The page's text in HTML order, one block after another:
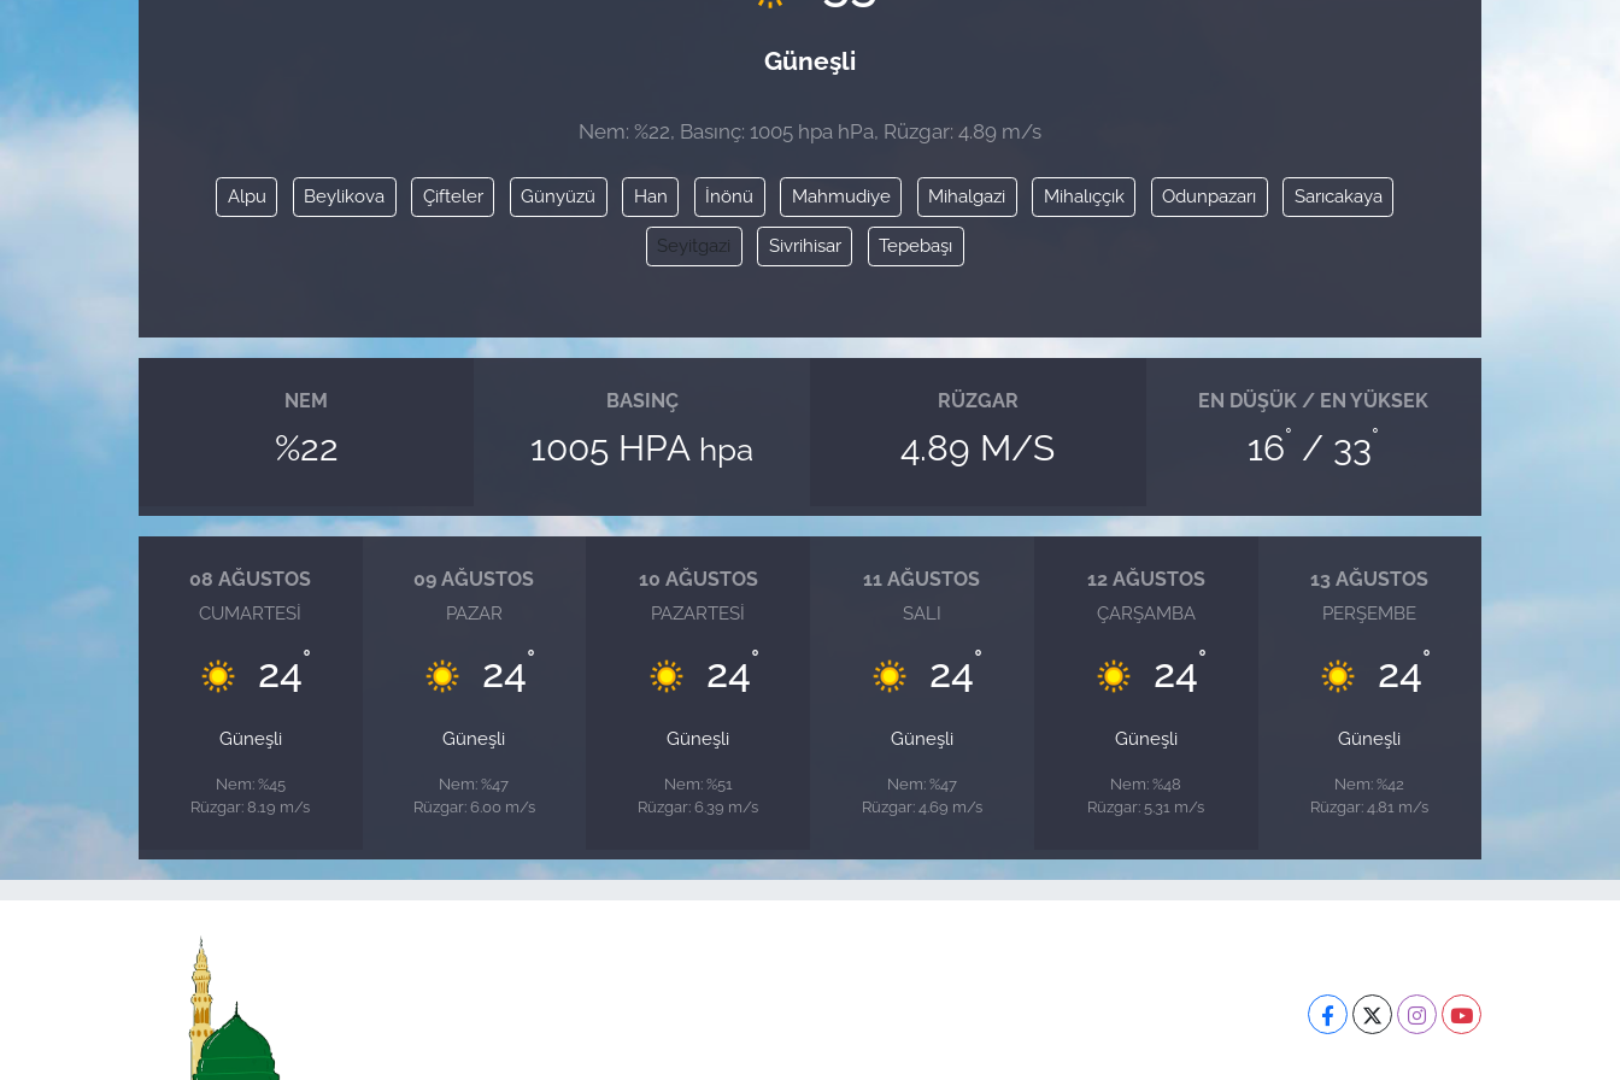
Güneşli
Nem: %22, Basınç: 1005 hpa hPa, Rüzgar: 4.89 m/s
Alpu Beylikova Çifteler Günyüzü Han İnönü Mahmudiye Mihalgazi Mihalıççık Odunpazarı Sarıcakaya
Seyitgazi Sivrihisar Tepebaşı
NEM
%22
BASINÇ
1005 HPA hpa
RÜZGAR
4.89 M/S
EN DÜŞÜK / EN YÜKSEK
16° / 33°
08 AĞUSTOS
CUMARTESI
24°
Güneşli
Nem: %45
Rüzgar: 8.19 m/s
09 AĞUSTOS
PAZAR
24°
Güneşli
Nem: %47
Rüzgar: 6.00 m/s
10 AĞUSTOS
PAZARTESI
24°
Güneşli
Nem: %51
Rüzgar: 6.39 m/s
11 AĞUSTOS
SALI
24°
Güneşli
Nem: %47
Rüzgar: 4.69 m/s
12 AĞUSTOS
ÇARŞAMBA
24°
Güneşli
Nem: %48
Rüzgar: 5.31 m/s
13 AĞUSTOS
PERŞEMBE
24°
Güneşli
Nem: %42
Rüzgar: 4.81 m/s